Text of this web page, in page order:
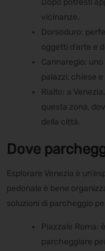
Dopo potresti
vicinanze.
Dorsoduro:
oggetti d’arte e
Cannaregio:
palazzi, chiese
Rialto: a
questa zona,
della città.
Dove
Esplorare Venezia è
pedonale è bene
soluzioni di parcheggio
Piazzale Roma:
parcheggiare